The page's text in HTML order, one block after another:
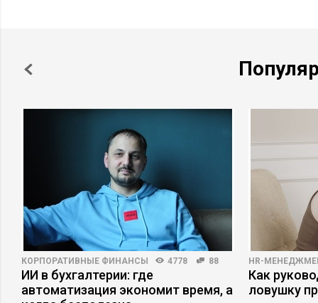
КОРПОРАТИВНЫЕ ФИНАНСЫ 4778 88
ИИ в бухгалтерии: где
автоматизация экономит время, а
HR-
Как
ловушку